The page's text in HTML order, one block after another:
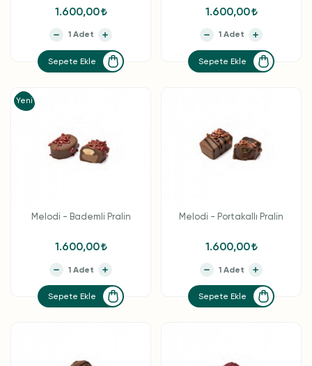
1.600,00
Sepete Ekle
1.600,00
Sepete Ekle
Yeni
Melodi - Bademli Pralin
1.600,00
Sepete Ekle
Melodi - Portakallı Pralin
1.600,00
Sepete Ekle